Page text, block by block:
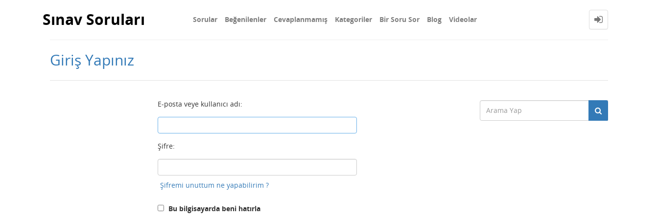
Sınav Soruları Sorular Beğenilenler Cevaplanmamış Kategoriler Bir Soru Sor Blog Videolar
Giriş Yapınız
E-posta veye kullanıcı adı:
Şifre:
Şifremi unuttum ne yapabilirim ?
Bu bilgisayarda beni hatırla